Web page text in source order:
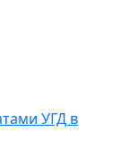
УГД в